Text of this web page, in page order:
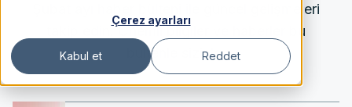
Çerez ayarları
Kabul et Reddet
Şubat ayı haber bülteni ile güncel gelişmeleri
takip edin. Önemli bilgiler ve haberler bu
bültenle sizinle.